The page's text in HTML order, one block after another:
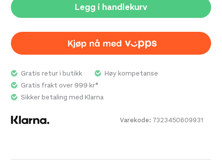
Legg i handlekurv
Varekode: 7323450609931
Gratis retur i butikk
Høy kompetanse
Gratis frakt over 999 kr*
Sikker betaling med Klarna